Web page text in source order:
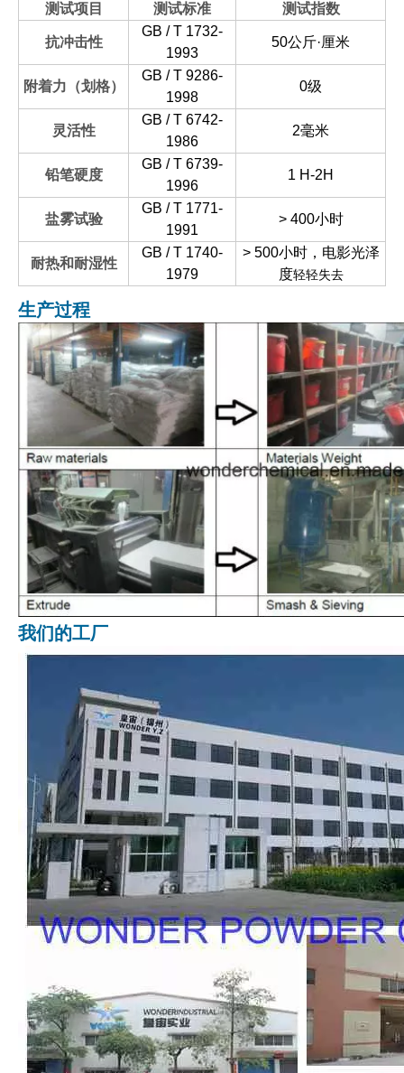
测试项目 测试标准 测试指数
抗冲击性
GB / T 1732-
1993
50公斤·厘米
附着力（划格）
GB / T 9286-
1998
0级
灵活性
GB / T 6742-
1986
2毫米
铅笔硬度
GB / T 6739-
1996
1 H-2H
盐雾试验
GB / T 1771-
1991
> 400小时
耐热和耐湿性
GB / T 1740-
1979
> 500小时，电影光泽
度轻轻失去
生产过程
我们的工厂